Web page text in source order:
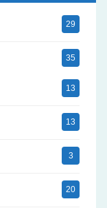
29
35
13
13
3
20